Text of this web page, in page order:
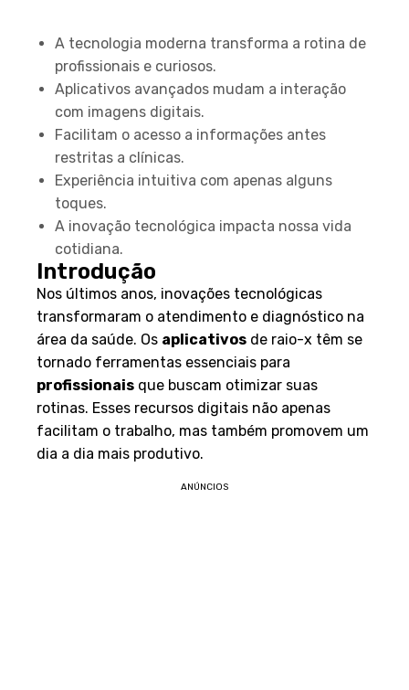
A tecnologia moderna transforma a rotina de
profissionais e curiosos.
Aplicativos avançados mudam a interação
com imagens digitais.
Facilitam o acesso a informações antes
restritas a clínicas.
Experiência intuitiva com apenas alguns
toques.
A inovação tecnológica impacta nossa vida
cotidiana.
Introdução
Nos últimos anos, inovações tecnológicas
transformaram o atendimento e diagnóstico na
área da saúde. Os aplicativos de raio-x têm se
tornado ferramentas essenciais para
profissionais que buscam otimizar suas
rotinas. Esses recursos digitais não apenas
facilitam o trabalho, mas também promovem um
dia a dia mais produtivo.
ANÚNCIOS